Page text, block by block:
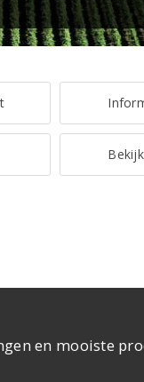
en mooiste